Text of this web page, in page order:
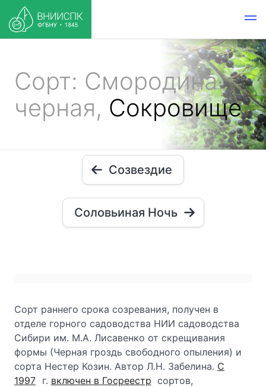
Сорт: Смородина
черная, Сокровище
Созвездие
Соловьиная Ночь
Сорт раннего срока созревания, получен в
отделе горного садоводства НИИ садоводства
Сибири им. М.А. Лисавенко от скрещивания
формы (Черная гроздь свободного опыления) и
сорта Нестер Козин. Автор Л.Н. Забелина. С
1997 г. включен в Госреестр сортов,